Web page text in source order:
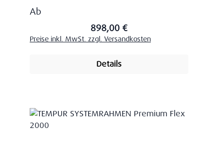
Regulärer Preis:
Ab
898,00 €
Preise inkl. MwSt. zzgl. Versandkosten
Details